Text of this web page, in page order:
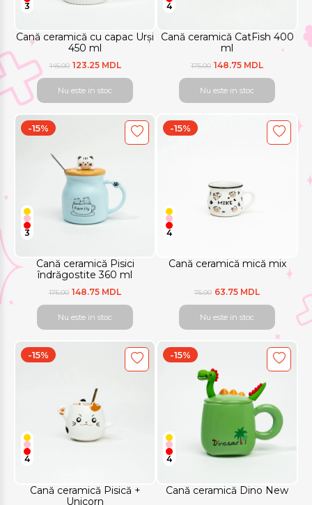
Cană ceramică cu capac Urși
450 ml
3
145.00 123.25 MDL
Nu este in stoc
Cană ceramică CatFish 400
ml
4
175.00 148.75 MDL
Nu este in stoc
Cană ceramică Pisici
îndrăgostite 360 ml
-15%
3
175.00 148.75 MDL
Nu este in stoc
Cană ceramică mică mix
-15%
4
75.00 63.75 MDL
Nu este in stoc
Cană ceramică Pisică +
Unicorn
-15%
4
Cană ceramică Dino New
-15%
4